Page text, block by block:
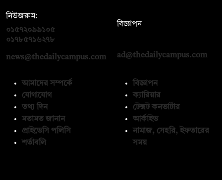
নিউজরুম:
০১৫৭২০৯৯১০৫
০১৭৮৫৭১৬২৭৮
news@thedailycampus.com
বিজ্ঞাপন
ad@thedailycampus.com
আমাদের সম্পর্কে
যোগাযোগ
তথ্য দিন
মতামত জানান
প্রাইভেসি পলিসি
শর্তাবলি
বিজ্ঞাপন
ক্যারিয়ার
টেক্সট কনভার্টার
আর্কাইভ
নামাজ, সেহরি, ইফতারের
সময়